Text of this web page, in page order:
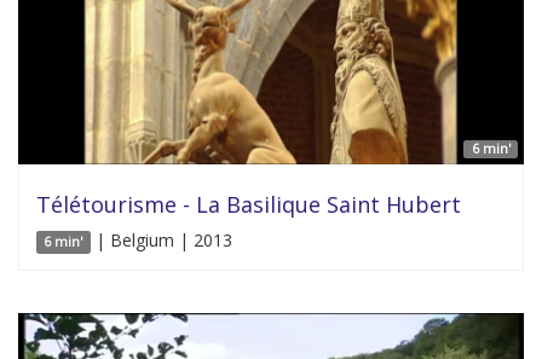
6 min'
Télétourisme - La Basilique Saint Hubert
6 min' | Belgium | 2013